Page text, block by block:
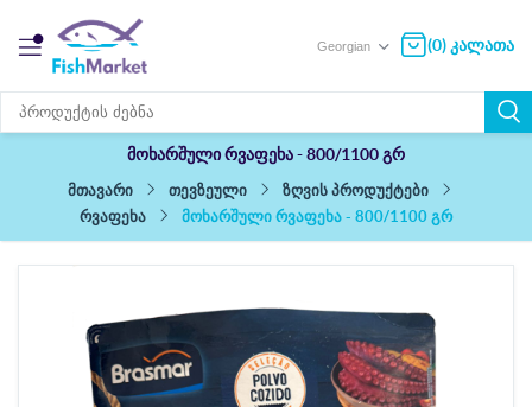
(0) კალათა
მოხარშული რვაფეხა - 800/1100 გრ
მთავარი
თევზეული
ზღვის პროდუქტები
რვაფეხა
მოხარშული რვაფეხა - 800/1100 გრ